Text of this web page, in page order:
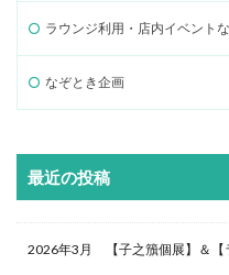
ラウンジ利用・店内イベント
なぞとき企画
最近の投稿
2026年3月 【子之籏個展】＆【